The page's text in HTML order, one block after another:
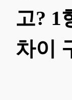
고? 1
차이